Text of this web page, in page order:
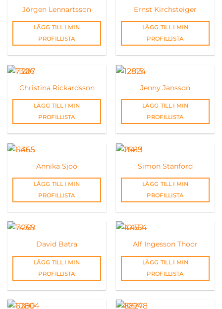
Jörgen Lennartsson
LÄGG TILL I MIN
PROFILLISTA
Ernst Kirchsteiger
LÄGG TILL I MIN
PROFILLISTA
Christina Rickardsson
LÄGG TILL I MIN
PROFILLISTA
Jenny Jansson
LÄGG TILL I MIN
PROFILLISTA
Annika Sjöö
LÄGG TILL I MIN
PROFILLISTA
Simon Stanford
LÄGG TILL I MIN
PROFILLISTA
David Batra
LÄGG TILL I MIN
PROFILLISTA
Alf Ingesson Thoor
LÄGG TILL I MIN
PROFILLISTA